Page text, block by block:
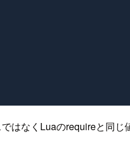
はなくLuaのrequireと同じ